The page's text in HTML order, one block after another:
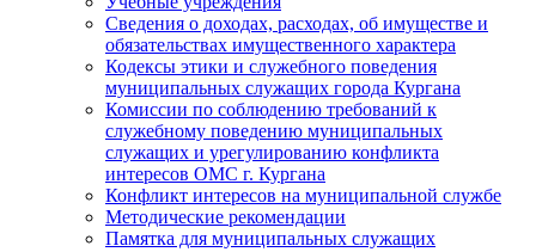
Сведения о доходах, расходах, об имуществе и
обязательствах имущественного характера
Кодексы этики и служебного поведения
муниципальных служащих города Кургана
Комиссии по соблюдению требований к
служебному поведению муниципальных
служащих и урегулированию конфликта
интересов ОМС г. Кургана
Конфликт интересов на муниципальной службе
Методические рекомендации
Памятка для муниципальных служащих